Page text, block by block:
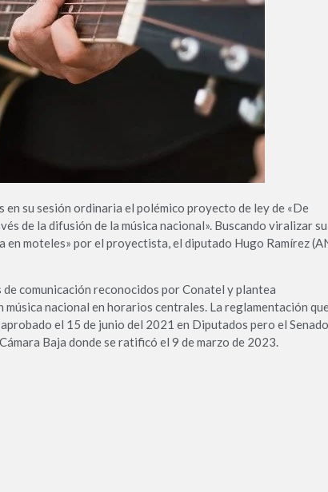
en su sesión ordinaria el polémico proyecto de ley de «De
de la difusión de la música nacional». Buscando viralizar
en moteles» por el proyectista, el diputado Hugo Ramírez
comunicación reconocidos por Conatel y plantea
nacional en horarios centrales. La reglamentación
el 15 de junio del 2021 en Diputados pero el
Baja donde se ratificó el 9 de marzo de 2023.